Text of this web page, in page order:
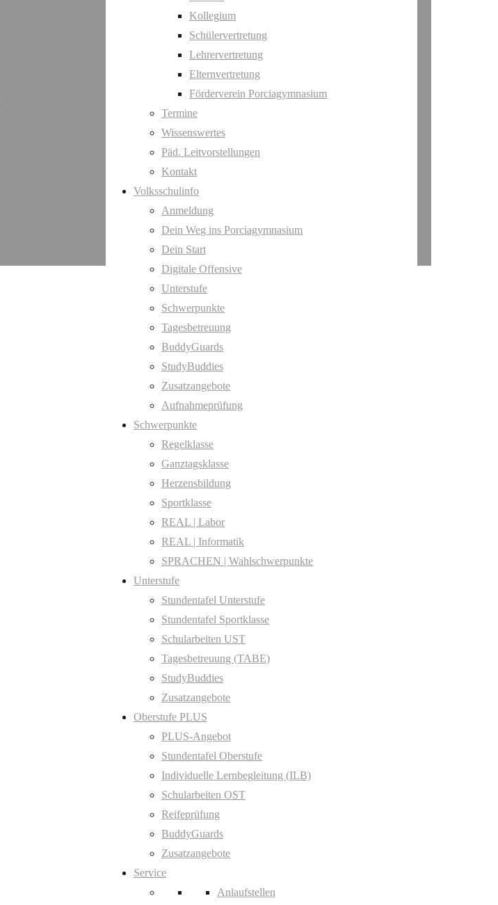
Kollegium
Schülervertretung
Lehrervertretung
Elternvertretung
Förderverein Porciagymnasium
Termine
Wissenswertes
Päd. Leitvorstellungen
Kontakt
Volksschulinfo
Anmeldung
Dein Weg ins Porciagymnasium
Dein Start
Digitale Offensive
Unterstufe
Schwerpunkte
Tagesbetreuung
BuddyGuards
StudyBuddies
Zusatzangebote
Aufnahmeprüfung
Schwerpunkte
Regelklasse
Ganztagsklasse
Herzensbildung
Sportklasse
REAL | Labor
REAL | Informatik
SPRACHEN | Wahlschwerpunkte
Unterstufe
Stundentafel Unterstufe
Stundentafel Sportklasse
Schularbeiten UST
Tagesbetreuung (TABE)
StudyBuddies
Zusatzangebote
Oberstufe PLUS
PLUS-Angebot
Stundentafel Oberstufe
Individuelle Lernbegleitung (ILB)
Schularbeiten OST
Reifeprüfung
BuddyGuards
Zusatzangebote
Service
Anlaufstellen